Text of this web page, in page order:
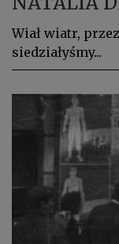
Wiał wiatr,
siedziałyśmy...